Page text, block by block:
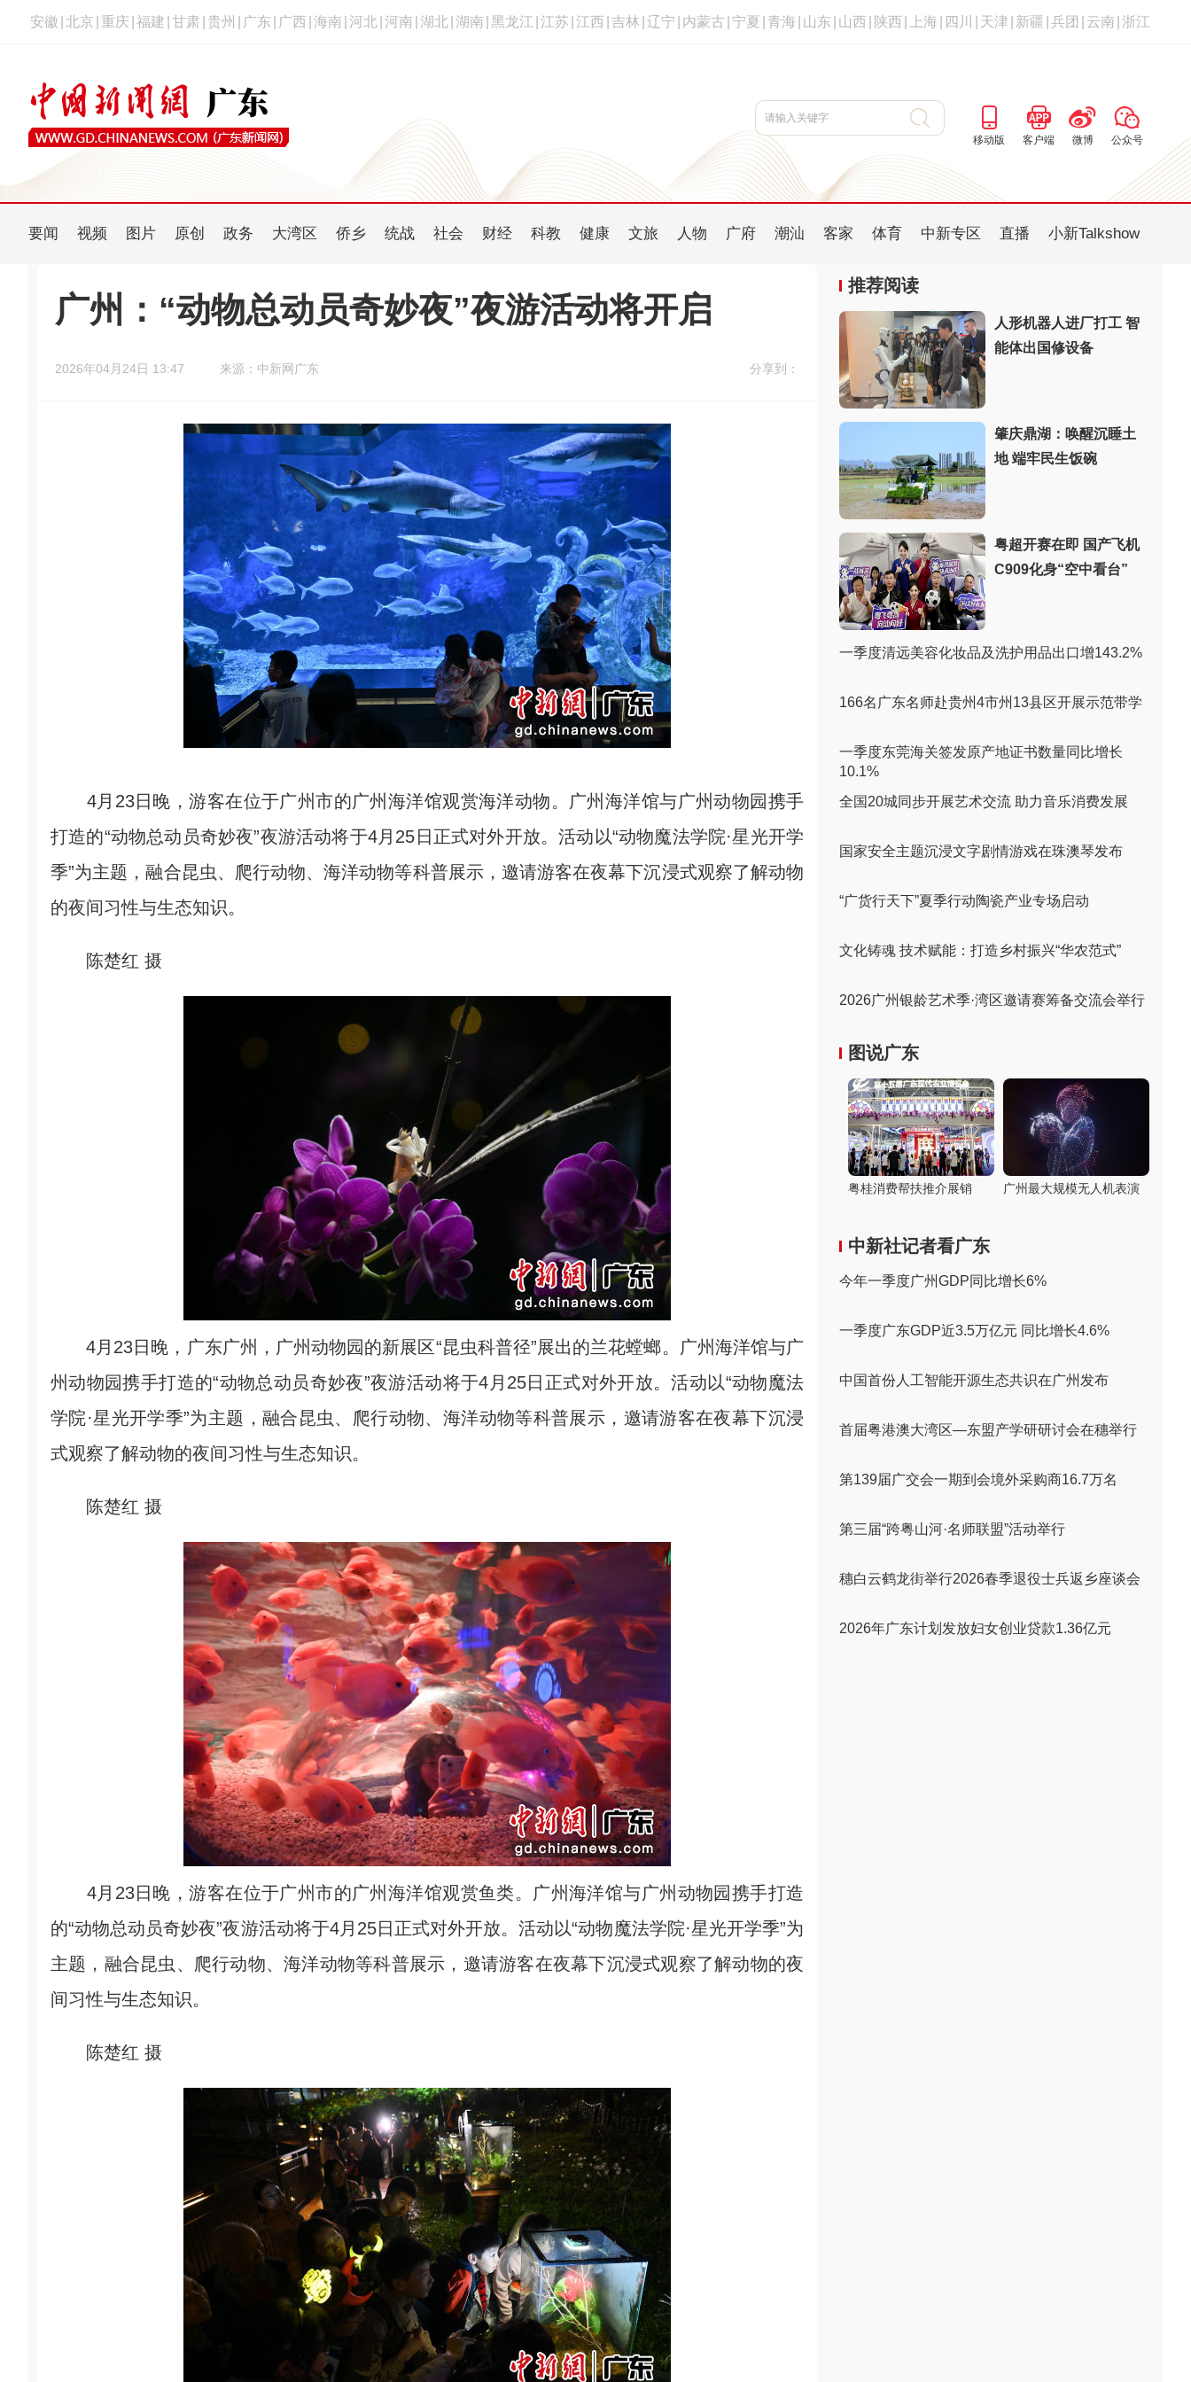
安徽 北京 重庆 福建 甘肃 贵州 广东 广西 海南 河北 河南 湖北 湖南 黑龙江 江苏 江西 吉林 辽宁 内蒙古 宁夏 青海 山东 山西 陕西 上海 四川 天津 新疆 兵团 云南 浙江
移动版 客户端 微博 公众号
要闻 视频 图片 原创 政务 大湾区 侨乡 统战 社会 财经 科教 健康 文旅 人物 广府 潮汕 客家 体育 中新专区 直播 小新Talkshow
广州：“动物总动员奇妙夜”夜游活动将开启
2026年04月24日 13:47 来源：中新网广东 分享到：
4月23日晚，游客在位于广州市的广州海洋馆观赏海洋动物。广州海洋馆与广州动物园携手
打造的“动物总动员奇妙夜”夜游活动将于4月25日正式对外开放。活动以“动物魔法学院·星光开学
季”为主题，融合昆虫、爬行动物、海洋动物等科普展示，邀请游客在夜幕下沉浸式观察了解动物
的夜间习性与生态知识。
陈楚红 摄
4月23日晚，广东广州，广州动物园的新展区“昆虫科普径”展出的兰花螳螂。广州海洋馆与广
州动物园携手打造的“动物总动员奇妙夜”夜游活动将于4月25日正式对外开放。活动以“动物魔法
学院·星光开学季”为主题，融合昆虫、爬行动物、海洋动物等科普展示，邀请游客在夜幕下沉浸
式观察了解动物的夜间习性与生态知识。
陈楚红 摄
4月23日晚，游客在位于广州市的广州海洋馆观赏鱼类。广州海洋馆与广州动物园携手打造
的“动物总动员奇妙夜”夜游活动将于4月25日正式对外开放。活动以“动物魔法学院·星光开学季”为
主题，融合昆虫、爬行动物、海洋动物等科普展示，邀请游客在夜幕下沉浸式观察了解动物的夜
间习性与生态知识。
陈楚红 摄
推荐阅读
人形机器人进厂打工 智
能体出国修设备
肇庆鼎湖：唤醒沉睡土
地 端牢民生饭碗
粤超开赛在即 国产飞机
C909化身“空中看台”
一季度清远美容化妆品及洗护用品出口增143.2%
166名广东名师赴贵州4市州13县区开展示范带学
一季度东莞海关签发原产地证书数量同比增长
10.1%
全国20城同步开展艺术交流 助力音乐消费发展
国家安全主题沉浸文字剧情游戏在珠澳琴发布
“广货行天下”夏季行动陶瓷产业专场启动
文化铸魂 技术赋能：打造乡村振兴“华农范式”
2026广州银龄艺术季·湾区邀请赛筹备交流会举行
图说广东
粤桂消费帮扶推介展销 广州最大规模无人机表演
中新社记者看广东
今年一季度广州GDP同比增长6%
一季度广东GDP近3.5万亿元 同比增长4.6%
中国首份人工智能开源生态共识在广州发布
首届粤港澳大湾区—东盟产学研研讨会在穗举行
第139届广交会一期到会境外采购商16.7万名
第三届“跨粤山河·名师联盟”活动举行
穗白云鹤龙街举行2026春季退役士兵返乡座谈会
2026年广东计划发放妇女创业贷款1.36亿元